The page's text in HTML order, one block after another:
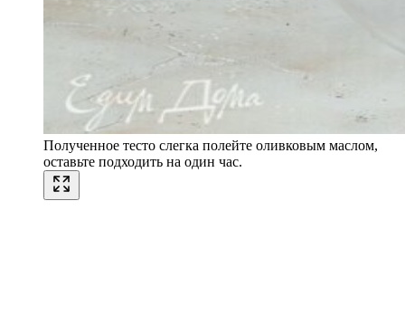
Полученное тесто слегка полейте оливковым маслом,
оставьте подходить на один час.